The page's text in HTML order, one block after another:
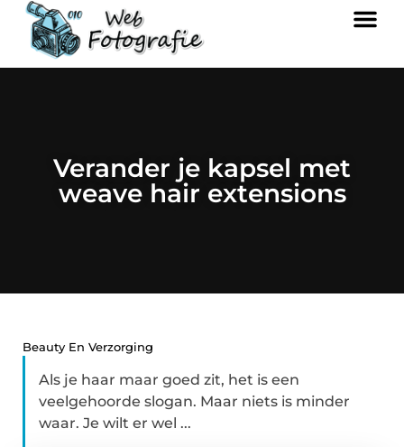
Verander je kapsel met
weave hair extensions
Beauty En Verzorging
Als je haar maar goed zit, het is een
veelgehoorde slogan. Maar niets is minder
waar. Je wilt er wel ...